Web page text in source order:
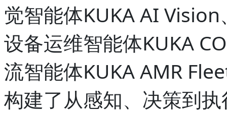
觉智能体KUKA AI
设备运维智能体KUKA
流智能体KUKA AMR
构建了从感知、决策到